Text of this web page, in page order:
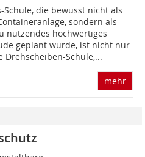
Schule, die bewusst nicht als
sondern als
nutzendes hochwertiges
geplant wurde, ist nicht nur
Drehscheiben-Schule,...
mehr